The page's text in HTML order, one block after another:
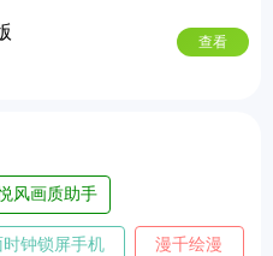
查看
风画质助手
时钟锁屏手机
漫千绘漫